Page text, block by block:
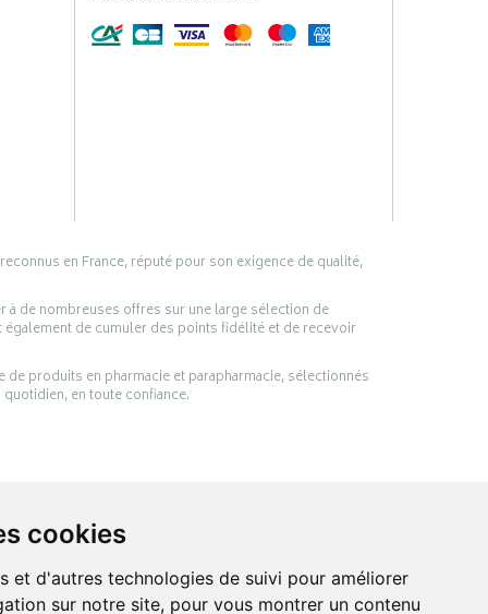
cookies
et d'autres technologies de suivi pour améliorer
sur notre site, pour vous montrer un contenu
en France, réputé pour son exigence de qualité,
à de nombreuses offres sur une large sélection de
de cumuler des points fidélité et de recevoir
produits en pharmacie et parapharmacie, sélectionnés
en toute confiance.